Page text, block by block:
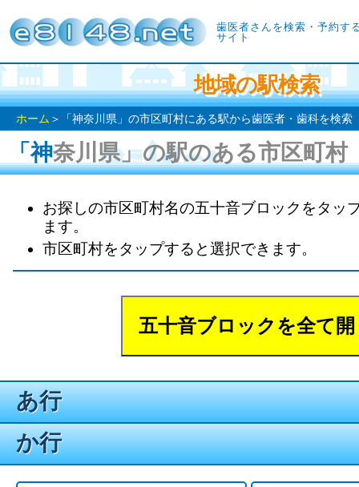
歯医者さんを検索・予約す
サイト
地域の駅検索
ホーム ＞「神奈川県」の市区町村にある駅から歯医者・歯科を検索
「神奈川県」の駅のある市区町村
お探しの市区町村名の五十音ブロックをタッ
ます。
市区町村をタップすると選択できます。
あ行
か行